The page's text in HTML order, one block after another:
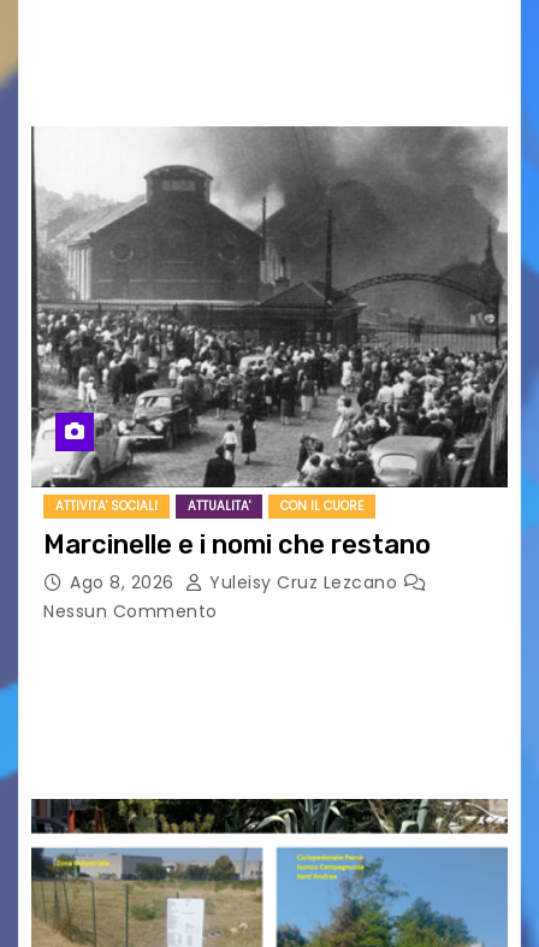
ATTIVITA' SOCIALI ATTUALITA' CON IL CUORE
Marcinelle e i nomi che restano
Ago 8, 2026
Yuleisy Cruz Lezcano
Nessun Commento